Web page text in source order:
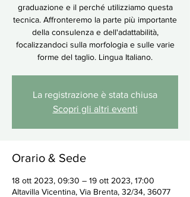
graduazione e il perché utilizziamo questa
tecnica. Affronteremo la parte più importante
della consulenza e dell'adattabilità,
focalizzandoci sulla morfologia e sulle varie
forme del taglio. Lingua Italiano.
La registrazione è stata chiusa
Scopri gli altri eventi
Orario & Sede
18 ott 2023, 09:30 – 19 ott 2023, 17:00
Altavilla Vicentina, Via Brenta, 32/34, 36077